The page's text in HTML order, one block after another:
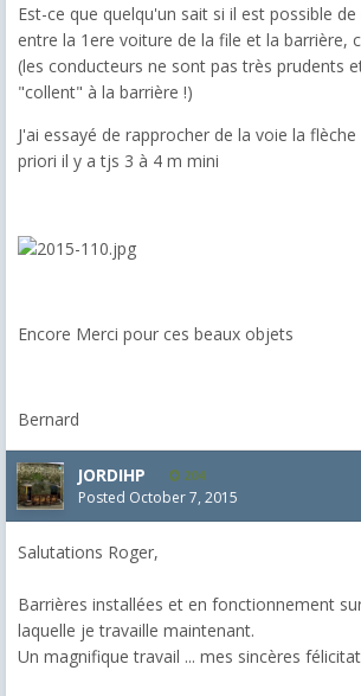
Est-ce que quelqu'un sait si il est possible
entre la 1ere voiture de la file et la barrière,
(les conducteurs ne sont pas très prudents
"collent" à la barrière !)
J'ai essayé de rapprocher de la voie la
priori il y a tjs 3 à 4 m mini
Encore Merci pour ces beaux objets
Bernard
JORDIHP 204
Posted October 7, 2015
Salutations Roger,
Barrières installées et en fonctionnement
laquelle je travaille maintenant.
Un magnifique travail ... mes sincères